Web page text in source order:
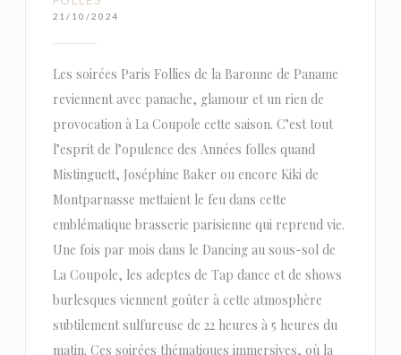
21/10/2024
Les soirées Paris Follies de la Baronne de Paname
reviennent avec panache, glamour et un rien de
provocation à La Coupole cette saison. C’est tout
l’esprit de l’opulence des Années folles quand
Mistinguett, Joséphine Baker ou encore Kiki de
Montparnasse mettaient le feu dans cette
emblématique brasserie parisienne qui reprend vie.
Une fois par mois dans le Dancing au sous-sol de
La Coupole, les adeptes de Tap dance et de shows
burlesques viennent goûter à cette atmosphère
subtilement sulfureuse de 22 heures à 5 heures du
matin. Ces soirées thématiques immersives, où la